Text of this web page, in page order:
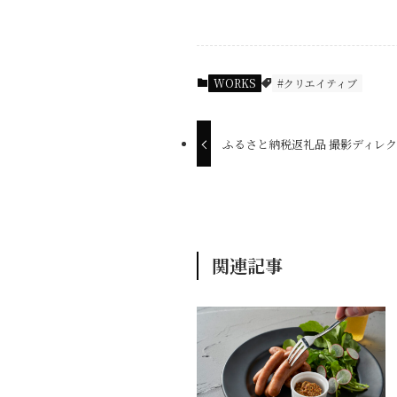
WORKS #クリエイティブ
ふるさと納税返礼品 撮影ディレ
関連記事